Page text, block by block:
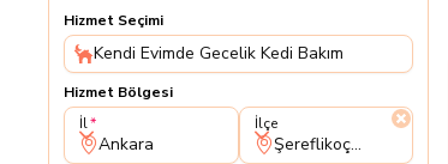
Hizmet Seçimi
Kendi Evimde Gecelik Kedi Bakım
Hizmet Bölgesi
İl İl
Ankara
İlçeİlçe
Şereflikoçhisar